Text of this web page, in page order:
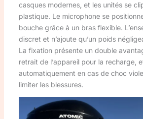
casques modernes, et les unités se
plastique. Le microphone se
bouche grâce à un bras flexible.
discret et n’ajoute qu’un poids
La fixation présente un double
retrait de l’appareil pour la recharge,
automatiquement en cas de choc
limiter les blessures.